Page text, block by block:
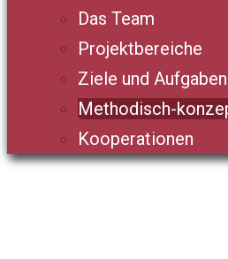
Das Team
Projektbereiche
Ziele und Aufgaben
Methodisch-
Kooperationen